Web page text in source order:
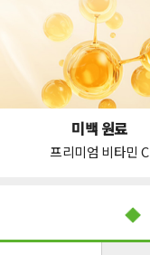
미백 원료
프리미엄 비타민 C